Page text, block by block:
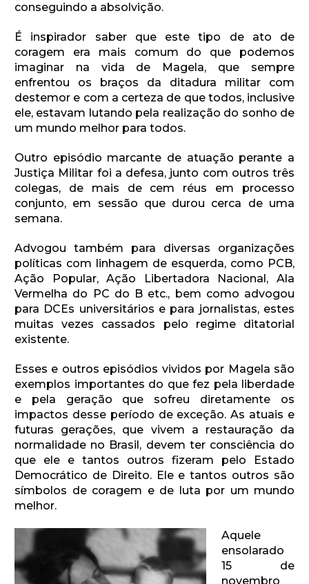
conseguindo a absolvição.
É inspirador saber que este tipo de ato de
coragem era mais comum do que podemos
imaginar na vida de Magela, que sempre
enfrentou os braços da ditadura militar com
destemor e com a certeza de que todos, inclusive
ele, estavam lutando pela realização do sonho de
um mundo melhor para todos.
Outro episódio marcante de atuação perante a
Justiça Militar foi a defesa, junto com outros três
colegas, de mais de cem réus em processo
conjunto, em sessão que durou cerca de uma
semana.
Advogou também para diversas organizações
políticas com linhagem de esquerda, como PCB,
Ação Popular, Ação Libertadora Nacional, Ala
Vermelha do PC do B etc., bem como advogou
para DCEs universitários e para jornalistas, estes
muitas vezes cassados pelo regime ditatorial
existente.
Esses e outros episódios vividos por Magela são
exemplos importantes do que fez pela liberdade
e pela geração que sofreu diretamente os
impactos desse período de exceção. As atuais e
futuras gerações, que vivem a restauração da
normalidade no Brasil, devem ter consciência do
que ele e tantos outros fizeram pelo Estado
Democrático de Direito. Ele e tantos outros são
símbolos de coragem e de luta por um mundo
melhor.
Aquele
ensolarado
15 de
novembro